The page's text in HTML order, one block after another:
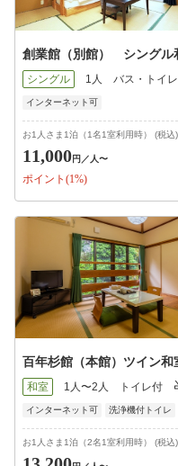
創業館（別館） シングル
シングル 1人 バス・トイ
インターネット可
お1人さま1泊（1名1室利用時） (税込)
11,000円 ／人〜
ポイント(1%)
百年杉館（本館）ツイン和
和室 1人〜2人 トイレ付
インターネット可 洗浄機付トイレ
お1人さま1泊（2名1室利用時） (税込)